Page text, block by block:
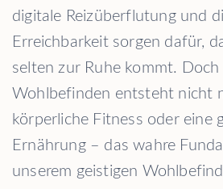
digitale Reizüberflutung und
Erreichbarkeit sorgen dafür,
selten zur Ruhe kommt. Doch
Wohlbefinden entsteht nicht
körperliche Fitness oder eine
Ernährung – das wahre
unserem geistigen